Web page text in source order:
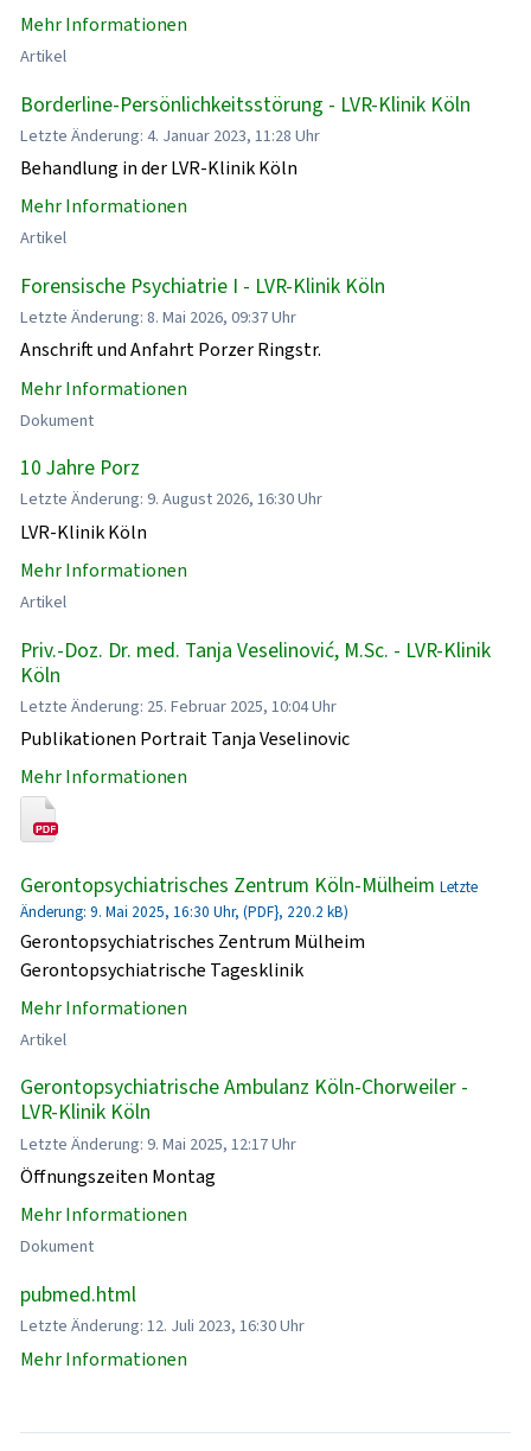
Mehr Informationen
Artikel
Borderline-Persönlichkeitsstörung - LVR-Klinik Köln
Letzte Änderung: 4. Januar 2023, 11:28 Uhr
Behandlung in der LVR-Klinik Köln
Mehr Informationen
Artikel
Forensische Psychiatrie I - LVR-Klinik Köln
Letzte Änderung: 8. Mai 2026, 09:37 Uhr
Anschrift und Anfahrt Porzer Ringstr.
Mehr Informationen
Dokument
10 Jahre Porz
Letzte Änderung: 9. August 2026, 16:30 Uhr
LVR-Klinik Köln
Mehr Informationen
Artikel
Priv.-Doz. Dr. med. Tanja Veselinović, M.Sc. - LVR-Klinik
Köln
Letzte Änderung: 25. Februar 2025, 10:04 Uhr
Publikationen Portrait Tanja Veselinovic
Mehr Informationen
Gerontopsychiatrisches Zentrum Köln-Mülheim Letzte
Änderung: 9. Mai 2025, 16:30 Uhr, (PDF}, 220.2 kB)
Gerontopsychiatrisches Zentrum Mülheim
Gerontopsychiatrische Tagesklinik
Mehr Informationen
Artikel
Gerontopsychiatrische Ambulanz Köln-Chorweiler -
LVR-Klinik Köln
Letzte Änderung: 9. Mai 2025, 12:17 Uhr
Öffnungszeiten Montag
Mehr Informationen
Dokument
pubmed.html
Letzte Änderung: 12. Juli 2023, 16:30 Uhr
Mehr Informationen